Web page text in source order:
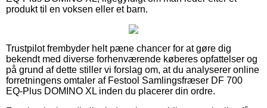
produkt til en voksen eller et barn.
Trustpilot frembyder helt pæne chancer for at gøre dig
bekendt med diverse forhenværende køberes opfattelser og
på grund af dette stiller vi forslag om, at du analyserer online
forretningens omtaler af Festool Samlingsfræser DF 700
EQ-Plus DOMINO XL inden du placerer din ordre.